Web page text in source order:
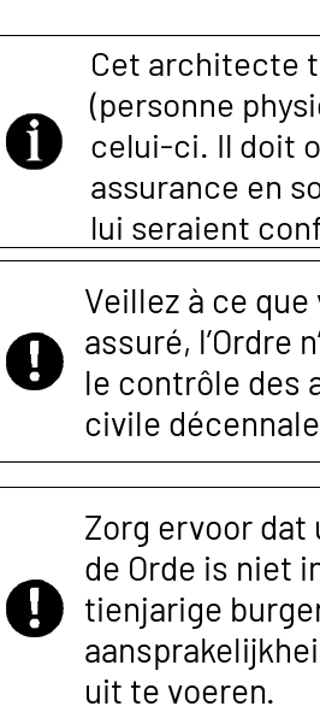
Cet architecte
(personne
celui-ci. Il doit
assurance en
lui seraient
Veillez à ce
assuré, l’Ordre
le contrôle des
civile
Zorg ervoor
de Orde is niet
tienjarige
uit te voeren.